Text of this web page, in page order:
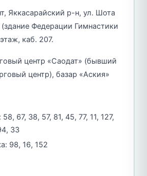
Яккасарайский р-н, ул. Шота
Федерации Гимнастики
каб. 207.
центр «Саодат» (бывший
центр), базар «Аския»
67, 38, 57, 81, 45, 77, 11, 127,
33
98, 16, 152